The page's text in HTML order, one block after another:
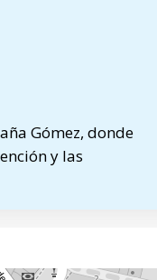
Gómez, donde
y las